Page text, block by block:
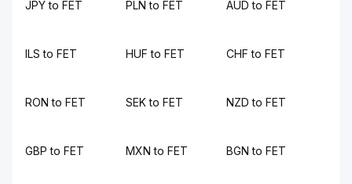
JPY to FET PLN to FET AUD to FET
ILS to FET HUF to FET CHF to FET
RON to FET SEK to FET NZD to FET
GBP to FET MXN to FET BGN to FET